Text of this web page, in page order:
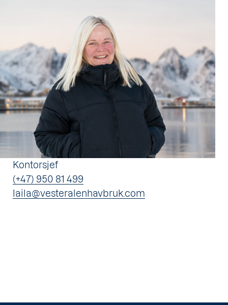
Kontorsjef
(+47) 950 81 499
laila@vesteralenhavbruk.com